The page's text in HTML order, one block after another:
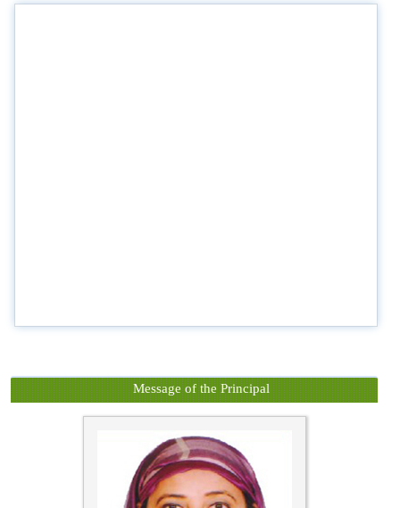
Message of the Principal